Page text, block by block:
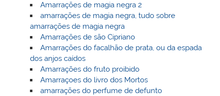
Amarrações de magia negra 2
amarrações de magia negra, tudo sobre
amarrações de magia negra
Amarrações de são Cipriano
Amarrações do facalhão de prata, ou da espada
dos anjos caídos
Amarrações do fruto proibido
Amarraçoes do livro dos Mortos
amarrações do perfume de defunto